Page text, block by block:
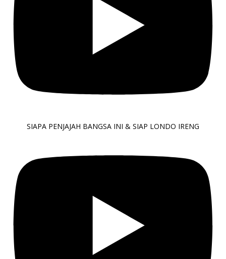
SIAPA PENJAJAH BANGSA INI & SIAP LONDO IRENG